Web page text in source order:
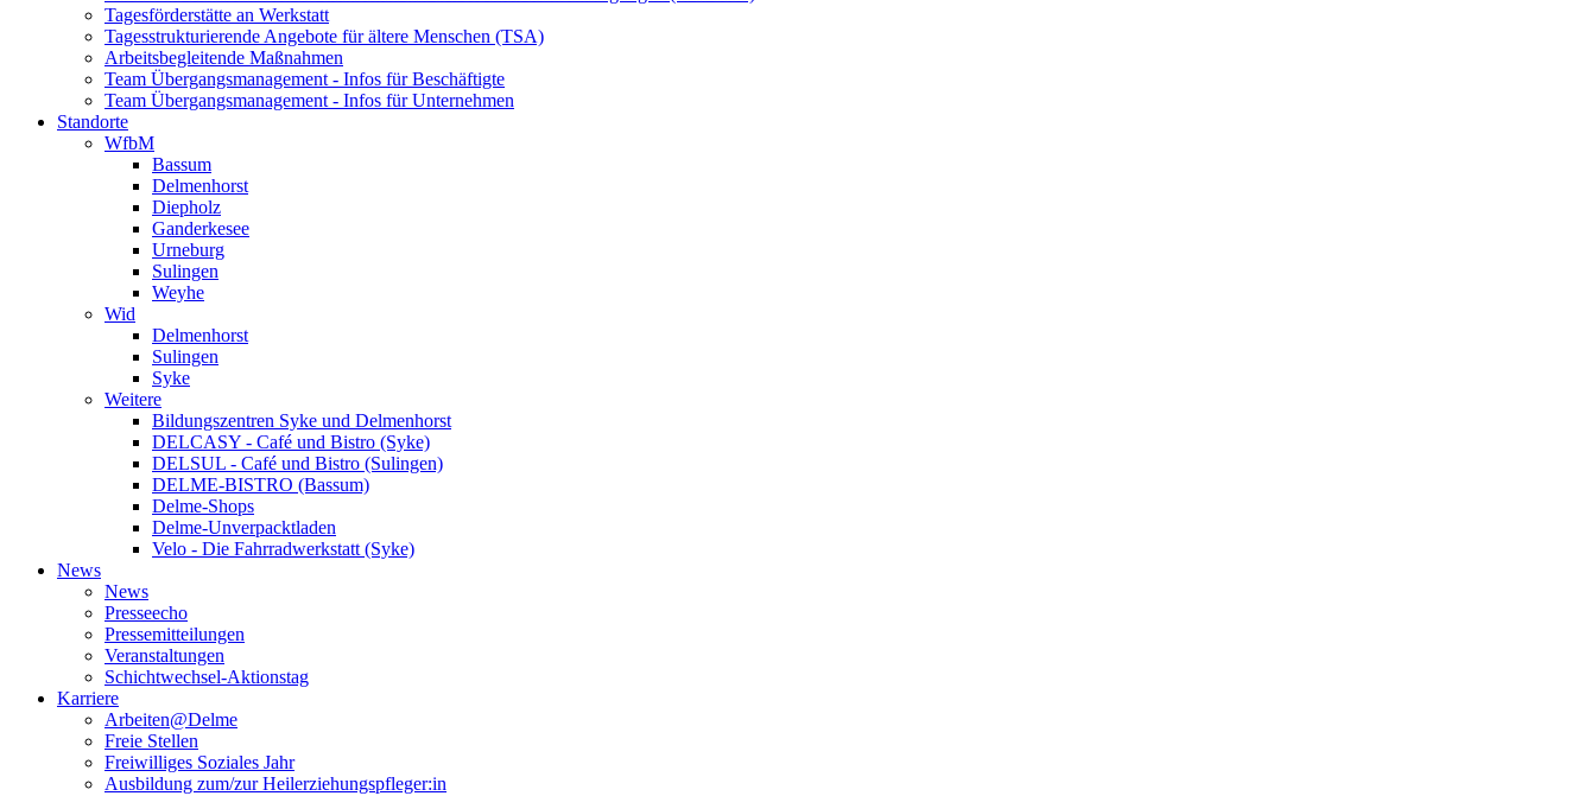
Tagesförderstätte an Werkstatt
Tagesstrukturierende Angebote für ältere Menschen (TSA)
Arbeitsbegleitende Maßnahmen
Team Übergangsmanagement - Infos für Beschäftigte
Team Übergangsmanagement - Infos für Unternehmen
Standorte
WfbM
Bassum
Delmenhorst
Diepholz
Ganderkesee
Urneburg
Sulingen
Weyhe
Wid
Delmenhorst
Sulingen
Syke
Weitere
Bildungszentren Syke und Delmenhorst
DELCASY - Café und Bistro (Syke)
DELSUL - Café und Bistro (Sulingen)
DELME-BISTRO (Bassum)
Delme-Shops
Delme-Unverpacktladen
Velo - Die Fahrradwerkstatt (Syke)
News
News
Presseecho
Pressemitteilungen
Veranstaltungen
Schichtwechsel-Aktionstag
Karriere
Arbeiten@Delme
Freie Stellen
Freiwilliges Soziales Jahr
Ausbildung zum/zur Heilerziehungspfleger:in